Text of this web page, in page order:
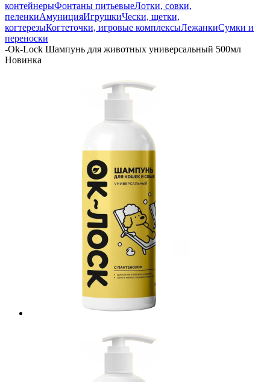
контейнерыФонтаны питьевыеЛотки, совки,
пеленкиАмуницияИгрушкиЧески, щетки,
когтерезыКогтеточки, игровые комплексыЛежанкиСумки и
переноски
-Ok-Lock Шампунь для животных универсальный 500мл
Новинка